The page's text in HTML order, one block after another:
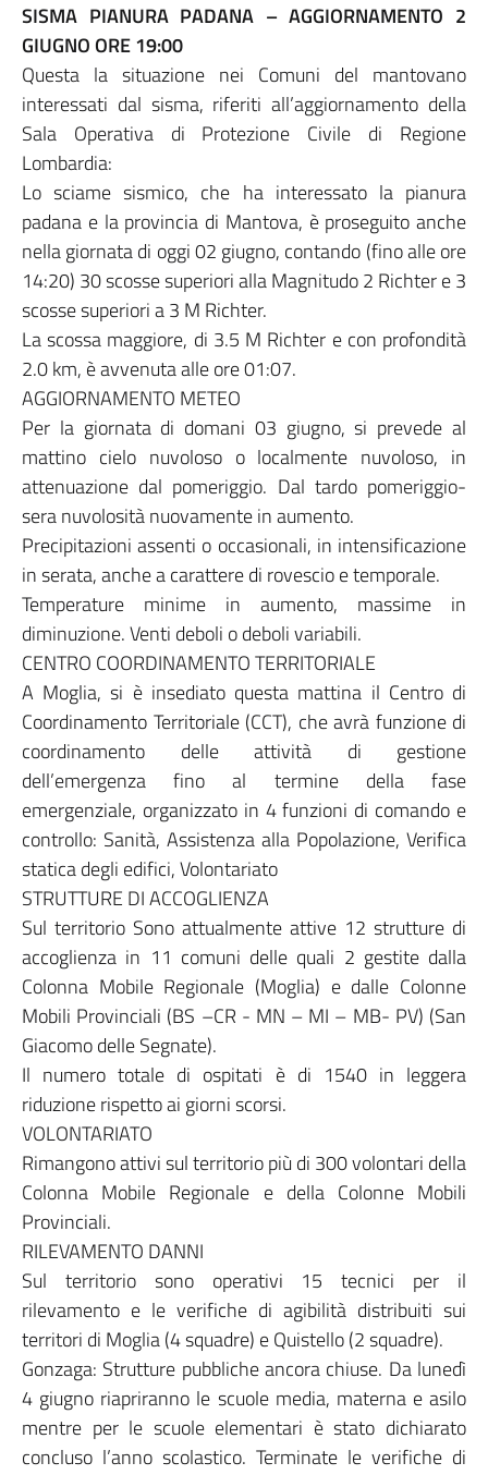
SISMA PIANURA PADANA – AGGIORNAMENTO 2
GIUGNO ORE 19:00
Questa la situazione nei Comuni del mantovano
interessati dal sisma, riferiti all’aggiornamento della
Sala Operativa di Protezione Civile di Regione
Lombardia:
Lo sciame sismico, che ha interessato la pianura
padana e la provincia di Mantova, è proseguito anche
nella giornata di oggi 02 giugno, contando (fino alle ore
14:20) 30 scosse superiori alla Magnitudo 2 Richter e 3
scosse superiori a 3 M Richter.
La scossa maggiore, di 3.5 M Richter e con profondità
2.0 km, è avvenuta alle ore 01:07.
AGGIORNAMENTO METEO
Per la giornata di domani 03 giugno, si prevede al
mattino cielo nuvoloso o localmente nuvoloso, in
attenuazione dal pomeriggio. Dal tardo pomeriggio-
sera nuvolosità nuovamente in aumento.
Precipitazioni assenti o occasionali, in intensificazione
in serata, anche a carattere di rovescio e temporale.
Temperature minime in aumento, massime in
diminuzione. Venti deboli o deboli variabili.
CENTRO COORDINAMENTO TERRITORIALE
A Moglia, si è insediato questa mattina il Centro di
Coordinamento Territoriale (CCT), che avrà funzione di
coordinamento delle attività di gestione
dell’emergenza fino al termine della fase
emergenziale, organizzato in 4 funzioni di comando e
controllo: Sanità, Assistenza alla Popolazione, Verifica
statica degli edifici, Volontariato
STRUTTURE DI ACCOGLIENZA
Sul territorio Sono attualmente attive 12 strutture di
accoglienza in 11 comuni delle quali 2 gestite dalla
Colonna Mobile Regionale (Moglia) e dalle Colonne
Mobili Provinciali (BS –CR - MN – MI – MB- PV) (San
Giacomo delle Segnate).
Il numero totale di ospitati è di 1540 in leggera
riduzione rispetto ai giorni scorsi.
VOLONTARIATO
Rimangono attivi sul territorio più di 300 volontari della
Colonna Mobile Regionale e della Colonne Mobili
Provinciali.
RILEVAMENTO DANNI
Sul territorio sono operativi 15 tecnici per il
rilevamento e le verifiche di agibilità distribuiti sui
territori di Moglia (4 squadre) e Quistello (2 squadre).
Gonzaga: Strutture pubbliche ancora chiuse. Da lunedì
4 giugno riapriranno le scuole media, materna e asilo
mentre per le scuole elementari è stato dichiarato
concluso l’anno scolastico. Terminate le verifiche di